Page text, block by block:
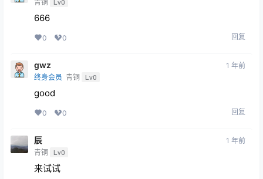
青铜 Lv0
666
0 0 回复
gwz
终身会员 青铜 Lv0
1 年前
good
0 0 回复
辰
青铜 Lv0
1 年前
来试试